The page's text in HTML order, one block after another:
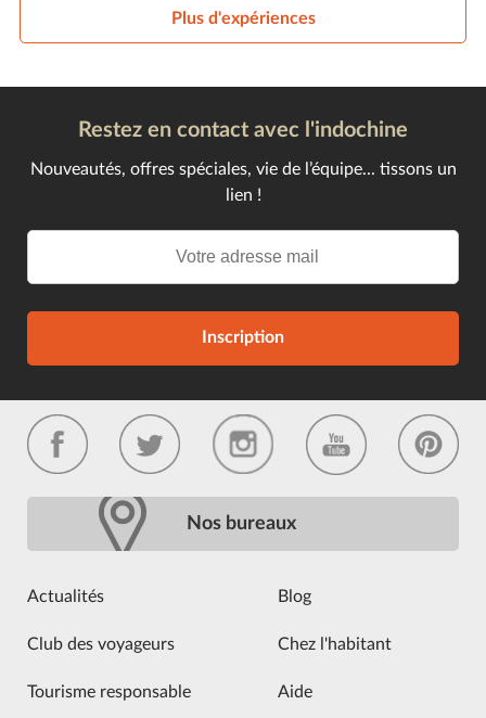
Plus d'expériences
Restez en contact avec l'indochine
Nouveautés, offres spéciales, vie de l’équipe... tissons un
lien !
Inscription
Nos bureaux
Actualités Blog
Club des voyageurs Chez l'habitant
Tourisme responsable Aide